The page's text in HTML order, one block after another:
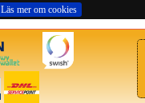
Läs mer om cookies